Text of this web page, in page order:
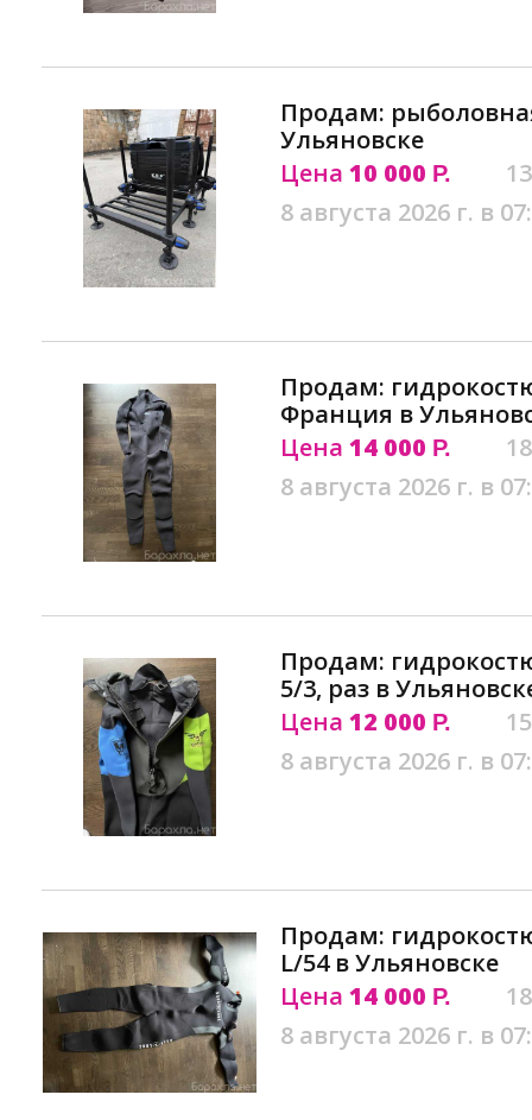
Продам:
Ульяновске
Цена 10 000 Р.
8 августа 2026 г. в
Продам:
Франция в
Цена 14 000 Р.
8 августа 2026 г. в
Продам:
5/3, раз в
Цена 12 000 Р.
8 августа 2026 г. в
Продам:
L/54 в Ульяновске
Цена 14 000 Р.
8 августа 2026 г. в